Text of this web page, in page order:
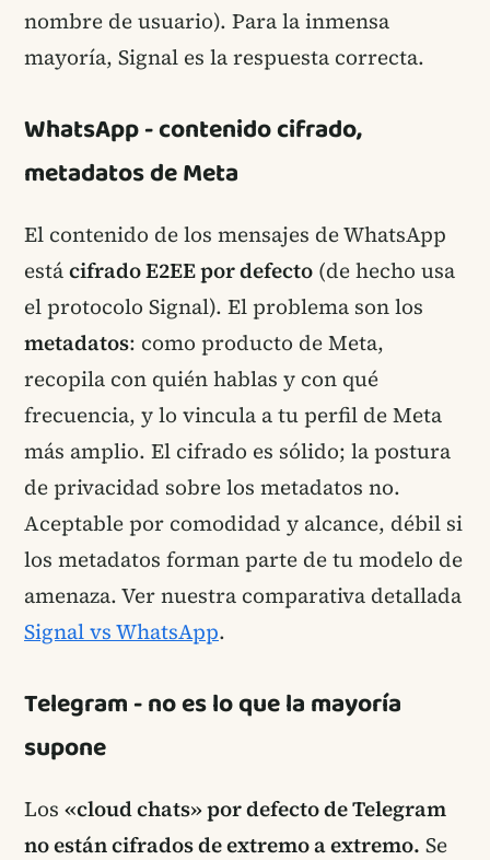
nombre de usuario). Para la inmensa
mayoría, Signal es la respuesta correcta.
WhatsApp - contenido cifrado,
metadatos de Meta
El contenido de los mensajes de WhatsApp
estácifrado E2EE por defecto (de hecho usa
el protocolo Signal). El problema son los
metadatos: como producto de Meta,
recopila con quién hablas y con qué
frecuencia, y lo vincula a tu perfil de Meta
más amplio. El cifrado es sólido; la postura
de privacidad sobre los metadatos no.
Aceptable por comodidad y alcance, débil si
los metadatos forman parte de tu modelo de
amenaza. Ver nuestra comparativa detallada
Signal vs WhatsApp.
Telegram - no es lo que la mayoría
supone
Los «cloud chats» por defecto de Telegram
no están cifrados de extremo a extremo. Se